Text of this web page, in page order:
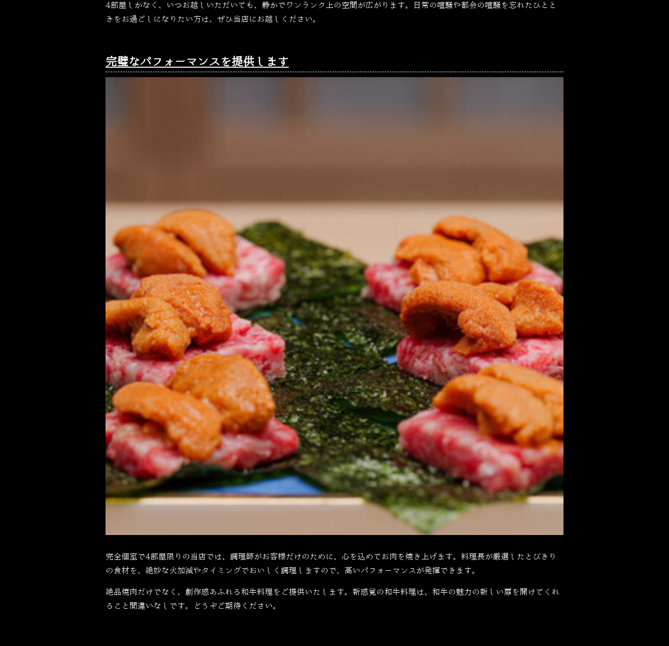
4部屋しかなく、いつお越しいただいても、静かでワンランク上の空間が広がります。日常の喧騒や都会の喧騒を忘れたひとと
きをお過ごしになりたい方は、ぜひ当店にお越しください。
完璧なパフォーマンスを提供します
完全個室で4部屋限りの当店では、調理師がお客様だけのために、心を込めてお肉を焼き上げます。料理長が厳選したとびきり
の食材を、絶妙な火加減やタイミングでおいしく調理しますので、高いパフォーマンスが発揮できます。
絶品焼肉だけでなく、創作感あふれる和牛料理をご提供いたします。新感覚の和牛料理は、和牛の魅力の新しい扉を開けてくれ
ること間違いなしです。どうぞご期待ください。